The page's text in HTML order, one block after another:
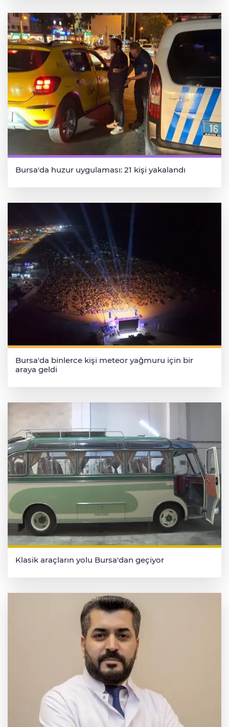
Bursa'da huzur uygulaması: 21 kişi yakalandı
Bursa'da binlerce kişi meteor yağmuru için bir
araya geldi
Klasik araçların yolu Bursa'dan geçiyor